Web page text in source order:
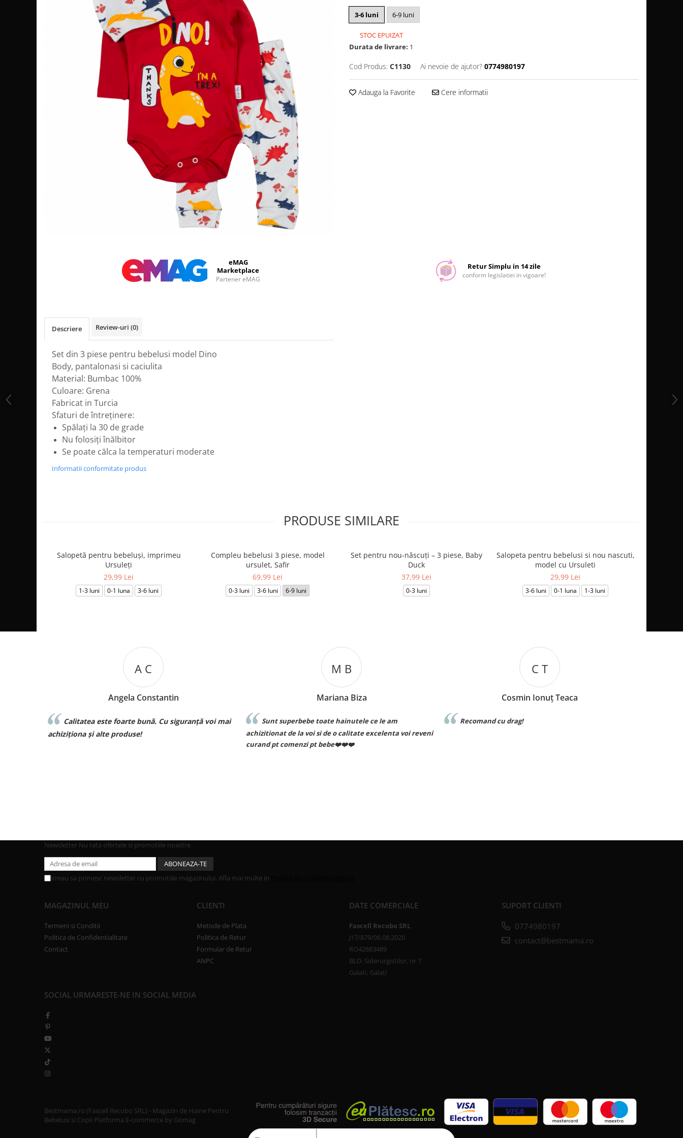
Facebook
3-6 luni 6-9 luni
STOC EPUIZAT
Durata de livrare: 1
Cod Produs: C1130 Ai nevoie de ajutor? 0774980197
Adauga la Favorite Cere informatii
eMAG
Marketplace
Partener eMAG
Retur Simplu in 14 zile
conform legislatiei in vigoare!
Descriere Review-uri (0)
Set din 3 piese pentru bebelusi model Dino
Body, pantalonasi si caciulita
Material: Bumbac 100%
Culoare: Grena
Fabricat in Turcia
Sfaturi de întreținere:
Spălați la 30 de grade
Nu folosiți înălbitor
Se poate călca la temperaturi moderate
Informatii conformitate produs
PRODUSE SIMILARE
Salopetă pentru bebeluși, imprimeu
Ursuleți
29,99 Lei
1-3 luni 0-1 luna 3-6 luni
Compleu bebelusi 3 piese, model
ursulet, Safir
69,99 Lei
0-3 luni 3-6 luni 6-9 luni
Set pentru nou-născuți – 3 piese, Baby
Duck
37,99 Lei
0-3 luni
Salopeta pentru bebelusi si nou nascuti,
model cu Ursuleti
29,99 Lei
3-6 luni 0-1 luna 1-3 luni
A C
Angela Constantin
Calitatea este foarte bună. Cu siguranță voi mai
achiziționa și alte produse!
M B
Mariana Biza
Sunt superbebe toate hainutele ce le am
achizitionat de la voi si de o calitate excelenta voi reveni
curand pt comenzi pt bebe❤️❤️❤️
C T
Cosmin Ionuț Teaca
Recomand cu drag!
Newsletter Nu rata ofertele si promotiile noastre
Vreau sa primesc newsletter cu promotiile magazinului. Afla mai multe in
MAGAZINUL MEU
Termeni si Conditii
Politica de Confidentialitate
Contact
CLIENTI
Metode de Plata
Politica de Retur
Formular de Retur
ANPC
DATE COMERCIALE
Fascell Recobo SRL
J17/879/06.08.2020
RO42883489
BLD. Siderurgistilor, nr 7
Galati, Galați
SUPORT CLIENTI
0774980197
contact@bestmama.ro
SOCIAL URMARESTE-NE IN SOCIAL MEDIA
Bestmama.ro (Fascell Recobo SRL) - Magazin de Haine Pentru
Bebelusi si Copii Platforma E-commerce by Gomag